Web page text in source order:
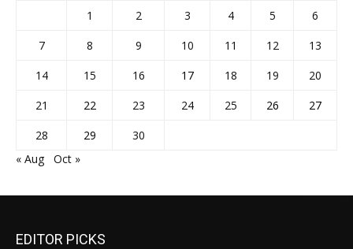
1 2 3 4 5
6
7
8 9 10 11 12
13
14
15 16 17 18 19
20
21
22 23 24 25 26
27
28
29
30
« Aug
Oct »
EDITOR PICKS